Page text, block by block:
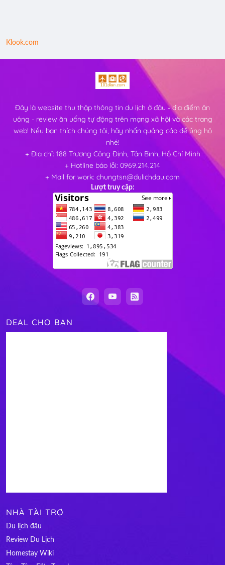
Klook.com
Đây là website thu thập thông tin du lịch ở đâu - địa điểm ăn
uông - review ăn uống tự động trên mạng xã hội và các trang
web! Nếu bạn thích chúng tôi, hãy nhấn quảng cáo để ủng hộ
nhé!
+ Địa chỉ: 188 Trương Công Định, Tân Bình, Hồ Chí Minh
+ Hotline báo lỗi: 0969.214.214
+ Mail for work: chungtsn@dulichdau.com
Lượt truy cập:
DEAL CHO BẠN
NHÀ TÀI TRỢ
Du lịch đâu
Review Du Lịch
Homestay Wiki